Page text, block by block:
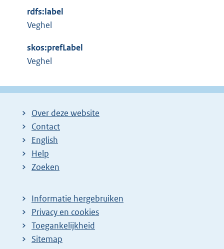
e
i
n
:
t
e
n
l
rdfs:label
Veghel
skos:prefLabel
Veghel
Over deze website
Contact
English
Help
Zoeken
Informatie hergebruiken
Privacy en cookies
Toegankelijkheid
Sitemap